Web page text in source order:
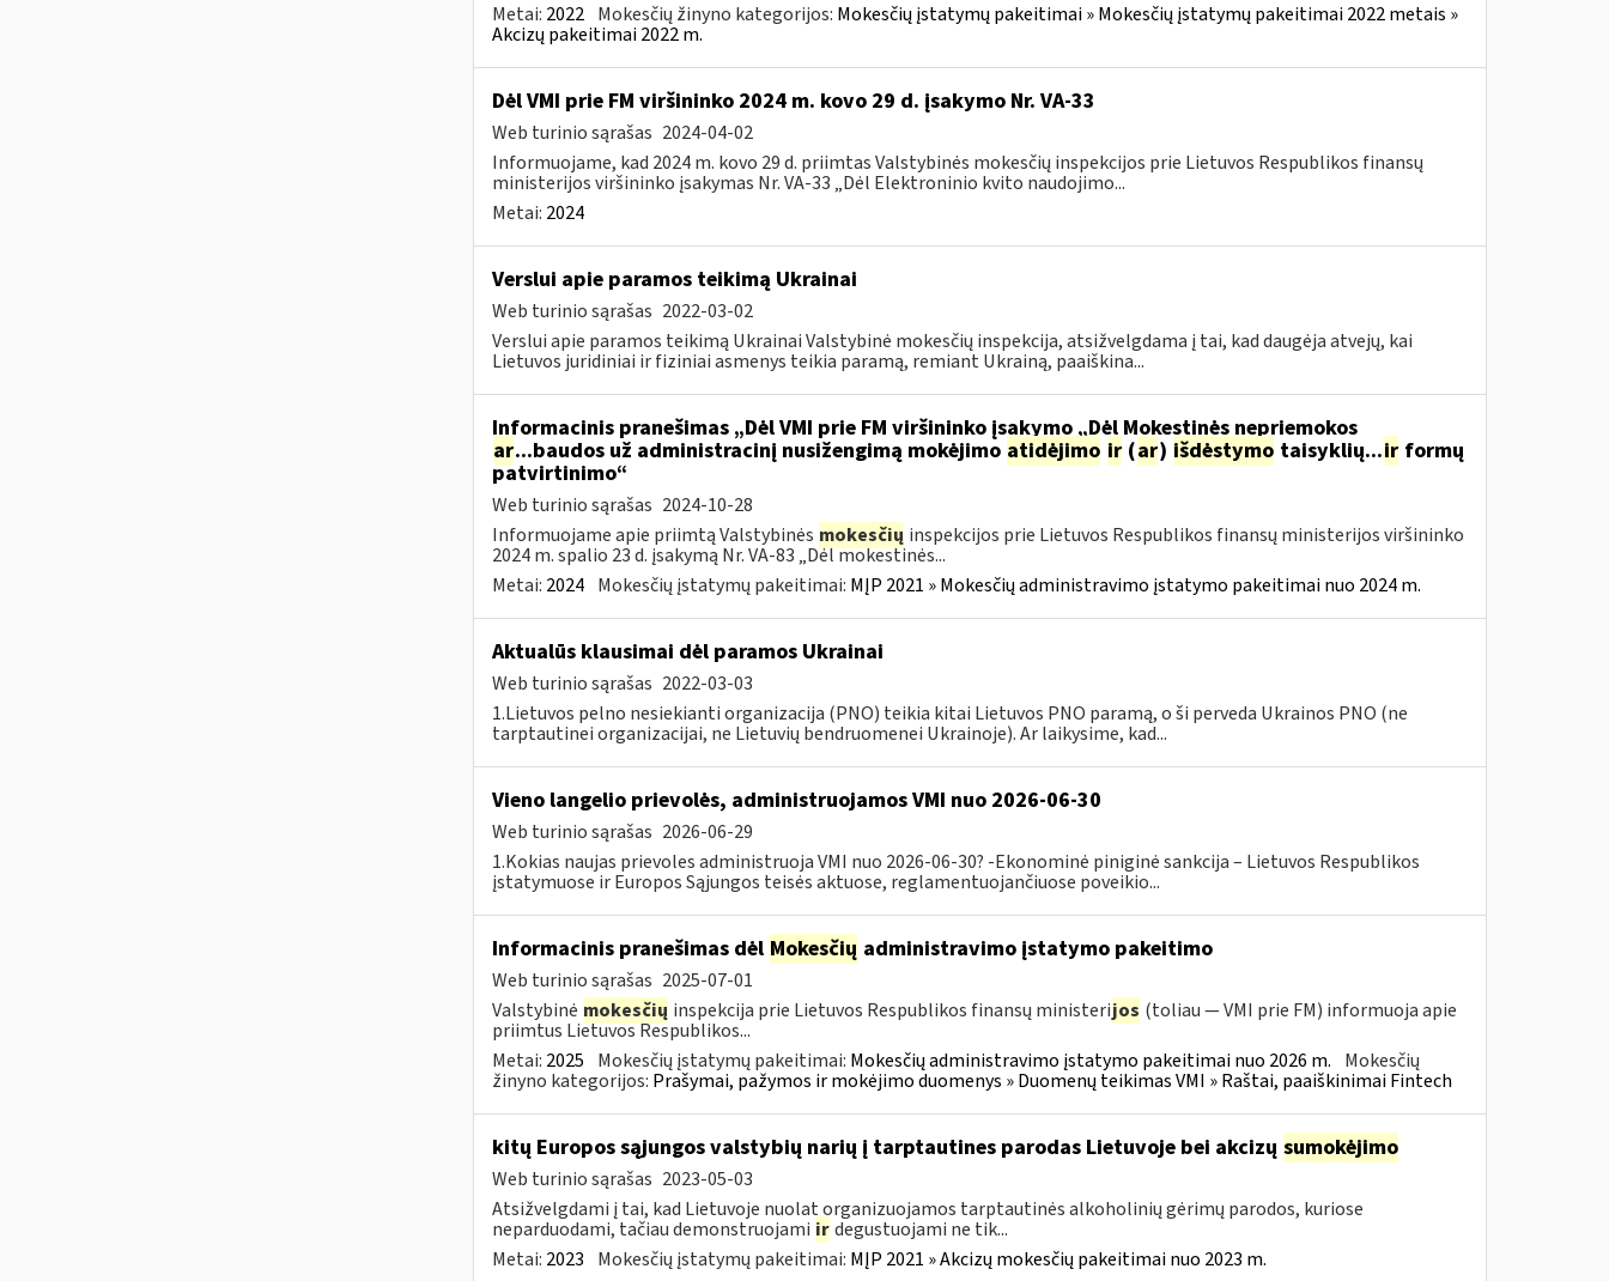
Metai: 2022 Mokesčių žinyno kategorijos: Mokesčių įstatymų pakeitimai » Mokesčių įstatymų pakeitimai 2022 metais »
Akcizų pakeitimai 2022 m.
Dėl VMI prie FM viršininko 2024 m. kovo 29 d. įsakymo Nr. VA-33
Web turinio sąrašas 2024-04-02
Informuojame, kad 2024 m. kovo 29 d. priimtas Valstybinės mokesčių inspekcijos prie Lietuvos Respublikos finansų
ministerijos viršininko įsakymas Nr. VA-33 „Dėl Elektroninio kvito naudojimo...
Metai: 2024
Verslui apie paramos teikimą Ukrainai
Web turinio sąrašas 2022-03-02
Verslui apie paramos teikimą Ukrainai Valstybinė mokesčių inspekcija, atsižvelgdama į tai, kad daugėja atvejų, kai
Lietuvos juridiniai ir fiziniai asmenys teikia paramą, remiant Ukrainą, paaiškina...
Informacinis pranešimas „Dėl VMI prie FM viršininko įsakymo „Dėl Mokestinės nepriemokos
ar...baudos už administracinį nusižengimą mokėjimo atidėjimo ir(ar) išdėstymo taisyklių...irformų
patvirtinimo“
Web turinio sąrašas 2024-10-28
Informuojame apie priimtą Valstybinės mokesčių inspekcijos prie Lietuvos Respublikos finansų ministerijos viršininko
2024 m. spalio 23 d. įsakymą Nr. VA-83 „Dėl mokestinės...
Metai: 2024 Mokesčių įstatymų pakeitimai: MĮP 2021 » Mokesčių administravimo įstatymo pakeitimai nuo 2024 m.
Aktualūs klausimai dėl paramos Ukrainai
Web turinio sąrašas 2022-03-03
1.Lietuvos pelno nesiekianti organizacija (PNO) teikia kitai Lietuvos PNO paramą, o ši perveda Ukrainos PNO (ne
tarptautinei organizacijai, ne Lietuvių bendruomenei Ukrainoje). Ar laikysime, kad...
Vieno langelio prievolės, administruojamos VMI nuo 2026-06-30
Web turinio sąrašas 2026-06-29
1.Kokias naujas prievoles administruoja VMI nuo 2026-06-30? -Ekonominė piniginė sankcija – Lietuvos Respublikos
įstatymuose ir Europos Sąjungos teisės aktuose, reglamentuojančiuose poveikio...
Informacinis pranešimas dėl Mokesčių administravimo įstatymo pakeitimo
Web turinio sąrašas 2025-07-01
Valstybinė mokesčių inspekcija prie Lietuvos Respublikos finansų ministerijos (toliau — VMI prie FM) informuoja apie
priimtus Lietuvos Respublikos...
Metai: 2025 Mokesčių įstatymų pakeitimai: Mokesčių administravimo įstatymo pakeitimai nuo 2026 m. Mokesčių
žinyno kategorijos: Prašymai, pažymos ir mokėjimo duomenys » Duomenų teikimas VMI » Raštai, paaiškinimai Fintech
kitų Europos sąjungos valstybių narių į tarptautines parodas Lietuvoje bei akcizų sumokėjimo
Web turinio sąrašas 2023-05-03
Atsižvelgdami į tai, kad Lietuvoje nuolat organizuojamos tarptautinės alkoholinių gėrimų parodos, kuriose
neparduodami, tačiau demonstruojami ir degustuojami ne tik...
Metai: 2023 Mokesčių įstatymų pakeitimai: MĮP 2021 » Akcizų mokesčių pakeitimai nuo 2023 m.